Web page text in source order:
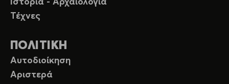
Ιστορία - Αρχαιολογία
Τέχνες
ΠΟΛΙΤΙΚΗ
Αυτοδιοίκηση
Αριστερά